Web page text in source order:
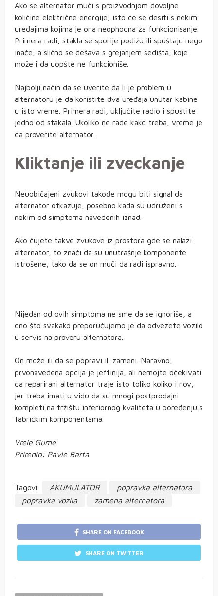
Ako se alternator muči s proizvodnjom dovoljne
količine električne energije, isto će se desiti s nekim
uređajima kojima je ona neophodna za funkcionisanje.
Primera radi, stakla se sporije podižu ili spuštaju nego
inače, a slično se dešava s grejanjem sedišta, koje
može i da uopšte ne funkcioniše.
Najbolji način da se uverite da li je problem u
alternatoru je da koristite dva uređaja unutar kabine
u isto vreme. Primera radi, uključite radio i spustite
jedno od stakala. Ukoliko ne rade kako treba, vreme je
da proverite alternator.
Kliktanje ili zveckanje
Neuobičajeni zvukovi takođe mogu biti signal da
alternator otkazuje, posebno kada su udruženi s
nekim od simptoma navedenih iznad.
Ako čujete takve zvukove iz prostora gde se nalazi
alternator, to znači da su unutrašnje komponente
istrošene, tako da se on muči da radi ispravno.
Nijedan od ovih simptoma ne sme da se ignoriše, a
ono što svakako preporučujemo je da odvezete vozilo
u servis na proveru alternatora.
On može ili da se popravi ili zameni. Naravno,
prvonavedena opcija je jeftinija, ali nemojte očekivati
da reparirani alternator traje isto toliko koliko i nov,
jer treba imati u vidu da su mnogi postprodajni
kompleti na tržištu inferiornog kvaliteta u poređenju s
fabričkim komponentama.
Vrele Gume
Priredio: Pavle Barta
Tagovi AKUMULATOR
popravka alternatora
popravka vozila
zamena alternatora
SHARE ON FACEBOOK
SHARE ON TWITTER